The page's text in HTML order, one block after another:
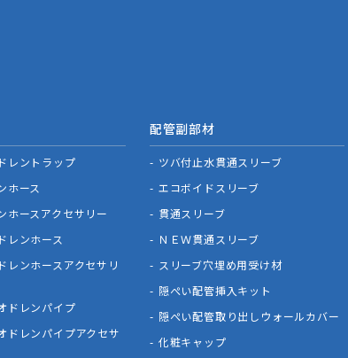
レントラップ
ホース
ホースアクセサリー
レンホース
レンホースアクセサリ
ドレンパイプ
ドレンパイプアクセサ
配管副部材
ツバ付止水貫通スリーブ
エコボイドスリーブ
貫通スリーブ
ＮＥＷ貫通スリーブ
スリーブ穴埋め用受け材
隠ぺい配管挿入キット
隠ぺい配管取り出しウォールカバー
化粧キャップ